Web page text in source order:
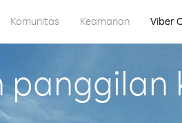
Komunitas Keamanan Viber